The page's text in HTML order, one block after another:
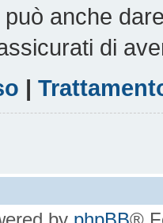
può anche
di
|